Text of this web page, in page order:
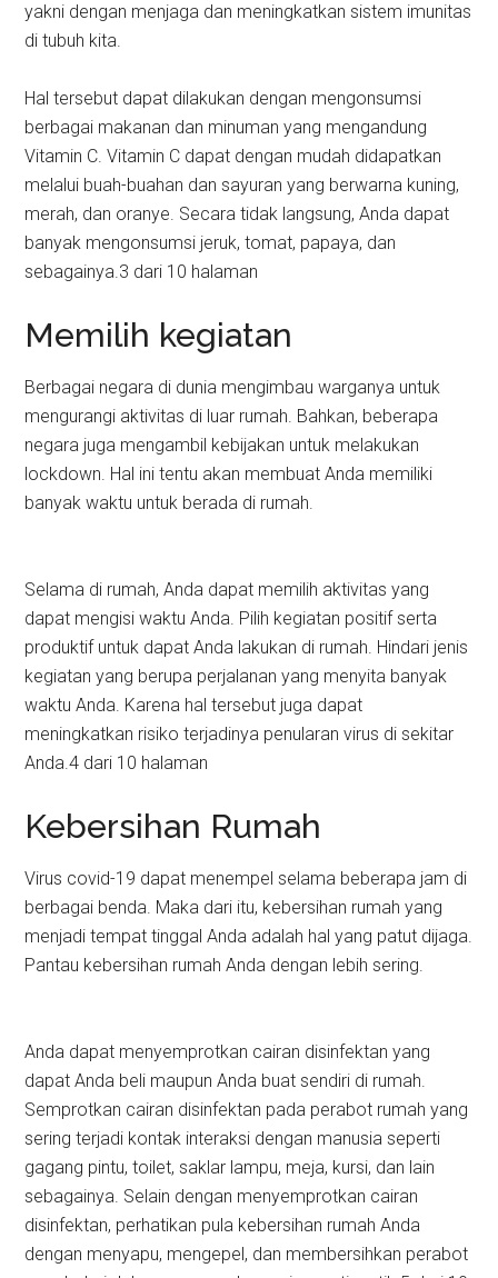
yakni dengan menjaga dan meningkatkan sistem imunitas
di tubuh kita.
Hal tersebut dapat dilakukan dengan mengonsumsi
berbagai makanan dan minuman yang mengandung
Vitamin C. Vitamin C dapat dengan mudah didapatkan
melalui buah-buahan dan sayuran yang berwarna kuning,
merah, dan oranye. Secara tidak langsung, Anda dapat
banyak mengonsumsi jeruk, tomat, papaya, dan
sebagainya.3 dari 10 halaman
Memilih kegiatan
Berbagai negara di dunia mengimbau warganya untuk
mengurangi aktivitas di luar rumah. Bahkan, beberapa
negara juga mengambil kebijakan untuk melakukan
lockdown. Hal ini tentu akan membuat Anda memiliki
banyak waktu untuk berada di rumah.
Selama di rumah, Anda dapat memilih aktivitas yang
dapat mengisi waktu Anda. Pilih kegiatan positif serta
produktif untuk dapat Anda lakukan di rumah. Hindari jenis
kegiatan yang berupa perjalanan yang menyita banyak
waktu Anda. Karena hal tersebut juga dapat
meningkatkan risiko terjadinya penularan virus di sekitar
Anda.4 dari 10 halaman
Kebersihan Rumah
Virus covid-19 dapat menempel selama beberapa jam di
berbagai benda. Maka dari itu, kebersihan rumah yang
menjadi tempat tinggal Anda adalah hal yang patut dijaga.
Pantau kebersihan rumah Anda dengan lebih sering.
Anda dapat menyemprotkan cairan disinfektan yang
dapat Anda beli maupun Anda buat sendiri di rumah.
Semprotkan cairan disinfektan pada perabot rumah yang
sering terjadi kontak interaksi dengan manusia seperti
gagang pintu, toilet, saklar lampu, meja, kursi, dan lain
sebagainya. Selain dengan menyemprotkan cairan
disinfektan, perhatikan pula kebersihan rumah Anda
dengan menyapu, mengepel, dan membersihkan perabot